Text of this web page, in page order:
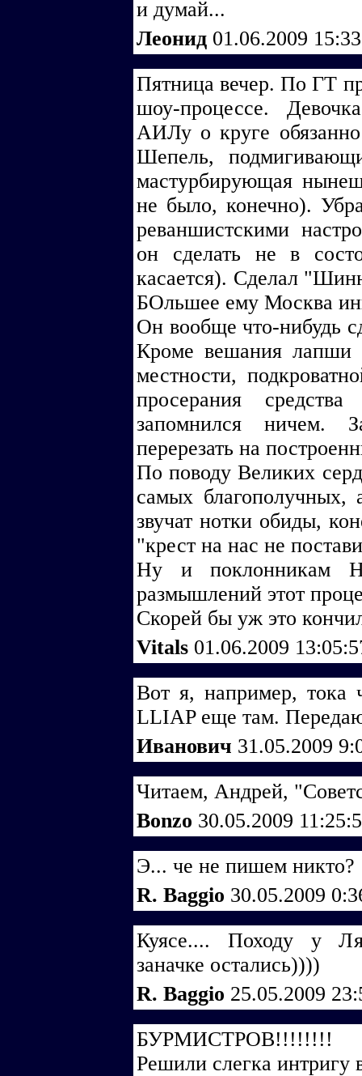
и думай...
Леонид 01.06.2009
Пятница вечер. По ГТ
шоу-процессе.
АИЛу о круге
Шепель,
мастурбирующая
не было, конечно).
реваншистскими
он сделать не в
касается). Сделал
БОльшее ему Москва
Он вообще что-нибудь
Кроме вешания лапши
местности,
просерания
запомнился ничем.
перерезать на
По поводу Великих
самых
звучат нотки обиды,
"крест на нас не
Ну и поклонникам
размышлений этот
Скорей бы уж это
Vitals 01.06.2009
Вот я, например, тока
LLIAP еще там.
Иванович 31.05.2009
Читаем, Андрей,
Bonzo 30.05.2009
Э... че не пишем никто?
R. Baggio 30.05.2009
Куясе.... Походу у
заначке остались))))
R. Baggio 25.05.2009
БУРМИСТРОВ!!!!!!!!
Решили слегка интригу